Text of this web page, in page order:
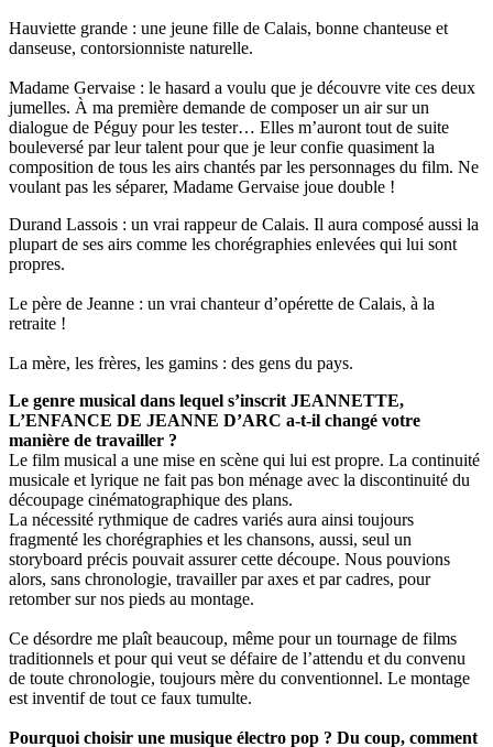
Hauviette grande : une jeune fille de Calais, bonne chanteuse et
danseuse, contorsionniste naturelle.
Madame Gervaise : le hasard a voulu que je découvre vite ces deux
jumelles. À ma première demande de composer un air sur un
dialogue de Péguy pour les tester… Elles m’auront tout de suite
bouleversé par leur talent pour que je leur confie quasiment la
composition de tous les airs chantés par les personnages du film. Ne
voulant pas les séparer, Madame Gervaise joue double !
Durand Lassois : un vrai rappeur de Calais. Il aura composé aussi la
plupart de ses airs comme les chorégraphies enlevées qui lui sont
propres.
Le père de Jeanne : un vrai chanteur d’opérette de Calais, à la
retraite !
La mère, les frères, les gamins : des gens du pays.
Le genre musical dans lequel s’inscrit JEANNETTE,
L’ENFANCE DE JEANNE D’ARC a-t-il changé votre
manière de travailler ?
Le film musical a une mise en scène qui lui est propre. La continuité
musicale et lyrique ne fait pas bon ménage avec la discontinuité du
découpage cinématographique des plans.
La nécessité rythmique de cadres variés aura ainsi toujours
fragmenté les chorégraphies et les chansons, aussi, seul un
storyboard précis pouvait assurer cette découpe. Nous pouvions
alors, sans chronologie, travailler par axes et par cadres, pour
retomber sur nos pieds au montage.
Ce désordre me plaît beaucoup, même pour un tournage de films
traditionnels et pour qui veut se défaire de l’attendu et du convenu
de toute chronologie, toujours mère du conventionnel. Le montage
est inventif de tout ce faux tumulte.
Pourquoi choisir une musique électro pop ? Du coup, comment